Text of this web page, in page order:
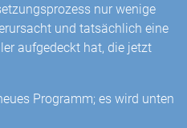
nur wenige
und tatsächlich eine
aufgedeckt hat, die jetzt
Programm; es wird unten